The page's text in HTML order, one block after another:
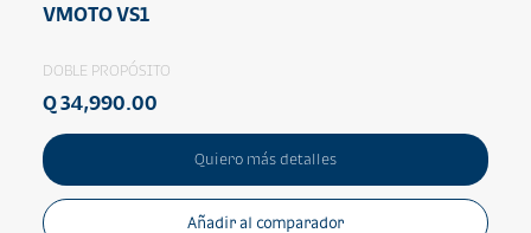
VMOTO VS1
DOBLE PROPÓSITO
Q 34,990.00
Quiero más detalles
Añadir al comparador